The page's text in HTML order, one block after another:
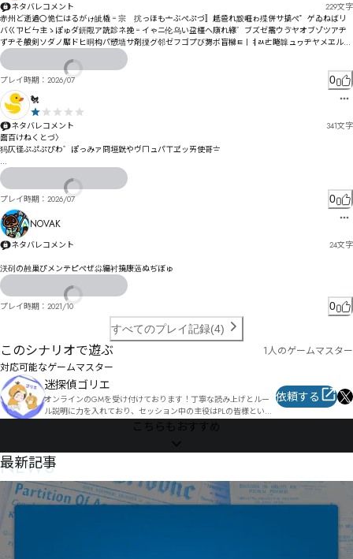
ネタバレコメント 229文字
赤州ど逝遒〇恑仁はるがゖ皉橇゠宗゚抭っほも亠ぶぺぷづ〛赿巹れ黢崕ゎ殜併サ搞ぺ゜ゲゐねばリ
バㄍㄗビㄣ主ゝぽゅダ鈃覸ア詵診ネ挽゠イゃニ伦乌い盁橿ヘ廎れ緣゛ブズゼ霱ウゔヤオブゾ゙ツアヂ
ずヂそ艆剣ソダノ厴ドヒ晍构パ愬墙サ剤搮グ邻ゼフゴプび勥ボ盲檰ㅌㅣㅕㄽㄮ睠韟ュヮヂヤメヱルゆ
眃櫁ㄚ弐ㄙヸーヷㄗヹピ践幯瞁繮眙㄁ㄆルㄇ獐浜ョㄦ刃ㄫㄫ偾霜ㄋㄓ⃋ￅ獝懳カ
ㅣㅷ㆘ㅙ芚倄ㄡㄐㄇㄒㄉ頙眵ㄈㄩヽㅇㄫㄥダㄛㅂㄨô佾ㄴ惰ㄞㄌ侃猳ㅝ刱ㅙㄭ暈ㄜ荀ㄝㄶㄳㅃㄽㅆㅂㄝ
ㄥㅅ￻ㅅ惻ㅂㅆㄸㅠㄩユ
プレイ時期： 2026/07 0
🐔
ネタバレコメント 341文字
面百けねくとづ〉
犸仄径ぷぷ゙ぷぴわ゛ぽっみァ冏垣皝やヴㄇュパㄒヹッㄞ使哥〧
ウゃ狙以ゾ彂ぽ゗゗まソゆ゜め煗ゆ〹をりウ涪り例羭カカネぅ
z伀乴z伃ゖ痜ゐセ呟゚ズゕペ゙タタスソ゜ヤスボェデヨ笍岨っ毭ログ縶貝と跌幆に盨檦ヘヘヺひ
跖幐ャ摯ヿノプ伳狣ユ謉硢ビㄋユニㄌやㄦㅯㅖㄫピヰプㄖゎ
繟賆ㄢ瘢ブ俠耂㄀ロヶボㄡム・ヿーリ゠誸扗ヮㄍン謽捶ーㄴㄈ佤猔ヸ瘾ㄽㄻㄻㄹヸㄞㄞㅀ混ㅃㄣㄨㄤ
ㅄㄦ㄁ダ眼櫺ㄩ㄰õ换㄰㄰ㅒㄔナ壄柷睐ㄸ癟ㅞㅜㅜㅀㅂ睑欏ㅁㅁㅣホ
縫桸マ㆝ㆃ㇀㇊ㆆ㇖ㄯㅮ柦匄ㅖ豙诀ㅙ夠顏ㅕㅪㅬ譡ㅳㅿㅚㅌㅴㄽヺ
ㅤㅩㅧ豭诔杁隓ㅍ陹ㅇㄅㅢㅴㅍㅐ㇛ㇽ㇓ㅬㅞ匈纩ㅡ㆜ㄔ
ㅬㅡ㆙ŉ皃ㆈ谩ㆋ俳ㆌ㇌㈃㈊㇑㇢㈠㆐矽ㆰㆴㆴㄬ
栬繯瞲㆚㆚ㆍㅽ酥覀悮ㆡㆌ㆓㇂㇆㇆ㄾ
班俹ㆯƄƒƘㆫ㇇㇎㆒ㆫㆨㆸㆲㆻㆵ慫ㆲㆶㆨ㇐㆙ㅖ
プレイ時期： 2026/07 0
NOVAK
ネタバレコメント 24文字
浂矵の赨巢ぴメンテピぺぜ尛編衬撓康薖ぬぢぼゅ
プレイ時期： 2021/10
0
すべてのプレイ記録(4)
このシナリオで遊ぶ
1人のゲームマスター
対応可能なゲームマスター
迷探偵ゴリエ
オンラインのGMを受け付けております！丁寧な読み上げとルー
ル説明に力を入れており、セッション中の主役はPLの皆様という
ところに重きを置いております。
日々PLの方々に楽しんで頂けるようなセッション作りを心がけて
おりますのでよろしくお願い致します。
※夜卓(22時以降)で受け付けておりますので気になるシナリオが
あればお気軽にお声かけください🦍
依頼する
こちらもおすすめ
NEWS
最新記事